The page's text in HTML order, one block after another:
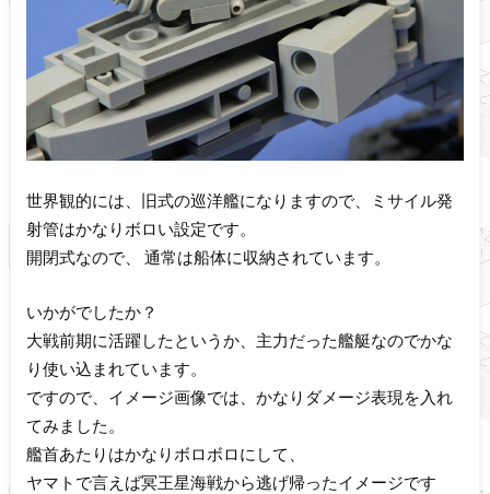
世界観的には、旧式の巡洋艦になりますので、ミサイル発
射管はかなりボロい設定です。
開閉式なので、 通常は船体に収納されています。
いかがでしたか？
大戦前期に活躍したというか、主力だった艦艇なのでかな
り使い込まれています。
ですので、イメージ画像では、かなりダメージ表現を入れ
てみました。
艦首あたりはかなりボロボロにして、
ヤマトで言えば冥王星海戦から逃げ帰ったイメージです